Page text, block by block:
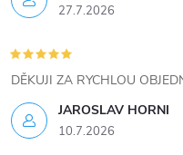
27.7.2026
JAROSLAV HORNI
10.7.2026
DĚKUJI ZA RYCHLOU